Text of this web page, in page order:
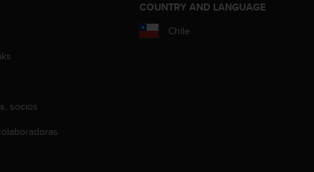
socios
COUNTRY AND LANGUAGE
Chile